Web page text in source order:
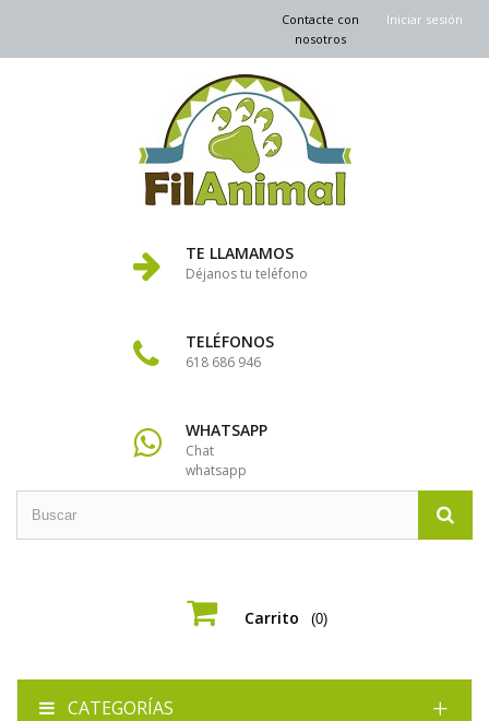
Iniciar sesión
Contacte con
nosotros
TE LLAMAMOS
Déjanos tu teléfono
TELÉFONOS
618 686 946
WHATSAPP
Chat
whatsapp
Carrito (0)
CATEGORÍAS